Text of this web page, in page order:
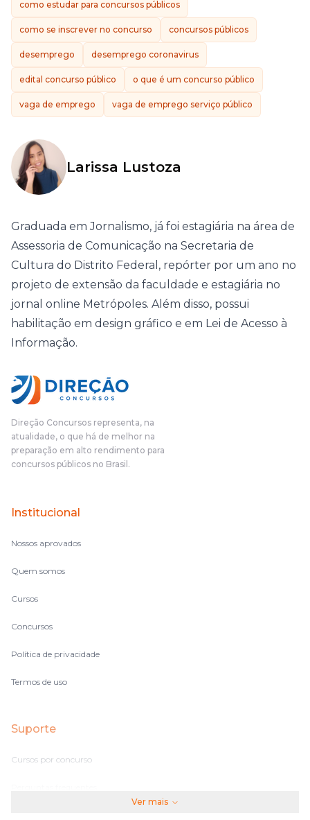
como estudar para concursos públicos
como se inscrever no concurso concursos públicos
desemprego desemprego coronavirus
edital concurso público o que é um concurso público
vaga de emprego vaga de emprego serviço público
Larissa Lustoza
Graduada em Jornalismo, já foi estagiária na área de
Assessoria de Comunicação na Secretaria de
Cultura do Distrito Federal, repórter por um ano no
projeto de extensão da faculdade e estagiária no
jornal online Metrópoles. Além disso, possui
habilitação em design gráfico e em Lei de Acesso à
Informação.
Direção Concursos representa, na
atualidade, o que há de melhor na
preparação em alto rendimento para
concursos públicos no Brasil.
Institucional
Nossos aprovados
Quem somos
Cursos
Concursos
Política de privacidade
Termos de uso
Suporte
Cursos por concurso
Ver mais